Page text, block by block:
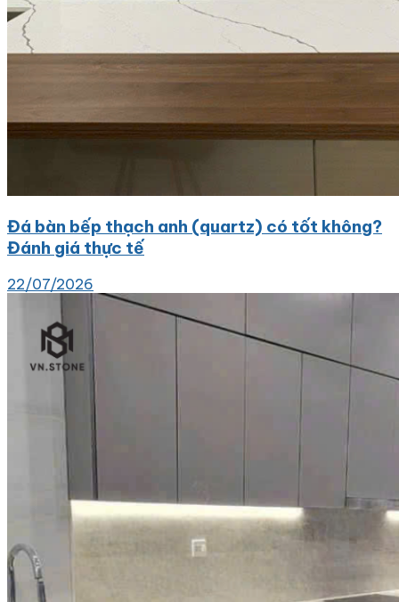
Đá bàn bếp thạch anh (quartz) có tốt không?
Đánh giá thực tế
22/07/2026